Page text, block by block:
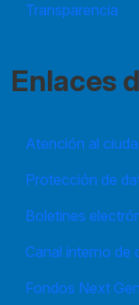
Transparencia
Enlaces
Atención al
Protección de
Boletines
Canal interno de
Fondos Next